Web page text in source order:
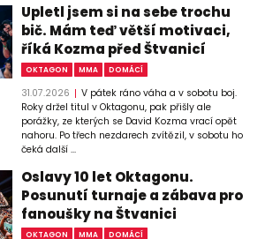
Upletl jsem si na sebe trochu
bič. Mám teď větší motivaci,
říká Kozma před Štvanicí
OKTAGON MMA DOMÁCÍ
31.07.2026
V pátek ráno váha a v sobotu boj.
Roky držel titul v Oktagonu, pak přišly ale
porážky, ze kterých se David Kozma vrací opět
nahoru. Po třech nezdarech zvítězil, v sobotu ho
čeká další ...
Oslavy 10 let Oktagonu.
Posunutí turnaje a zábava pro
fanoušky na Štvanici
OKTAGON MMA DOMÁCÍ